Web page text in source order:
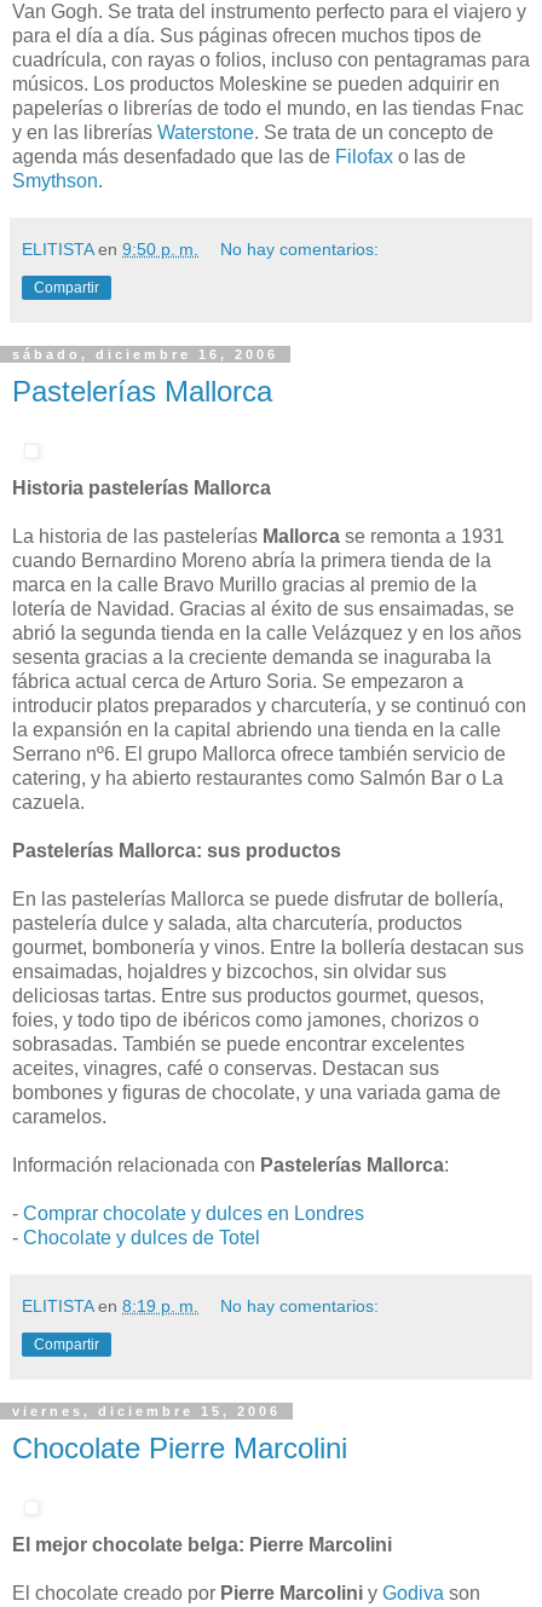
Van Gogh. Se trata del instrumento perfecto para el viajero y
para el día a día. Sus páginas ofrecen muchos tipos de
cuadrícula, con rayas o folios, incluso con pentagramas para
músicos. Los productos Moleskine se pueden adquirir en
papelerías o librerías de todo el mundo, en las tiendas Fnac
y en las librerías Waterstone. Se trata de un concepto de
agenda más desenfadado que las de Filofax o las de
Smythson.
ELITISTA en 9:50 p. m. No hay comentarios:
Compartir
sábado, diciembre 16, 2006
Pastelerías Mallorca
Historia pastelerías Mallorca
La historia de las pastelerías Mallorca se remonta a 1931
cuando Bernardino Moreno abría la primera tienda de la
marca en la calle Bravo Murillo gracias al premio de la
lotería de Navidad. Gracias al éxito de sus ensaimadas, se
abrió la segunda tienda en la calle Velázquez y en los años
sesenta gracias a la creciente demanda se inaguraba la
fábrica actual cerca de Arturo Soria. Se empezaron a
introducir platos preparados y charcutería, y se continuó con
la expansión en la capital abriendo una tienda en la calle
Serrano nº6. El grupo Mallorca ofrece también servicio de
catering, y ha abierto restaurantes como Salmón Bar o La
cazuela.
Pastelerías Mallorca: sus productos
En las pastelerías Mallorca se puede disfrutar de bollería,
pastelería dulce y salada, alta charcutería, productos
gourmet, bombonería y vinos. Entre la bollería destacan sus
ensaimadas, hojaldres y bizcochos, sin olvidar sus
deliciosas tartas. Entre sus productos gourmet, quesos,
foies, y todo tipo de ibéricos como jamones, chorizos o
sobrasadas. También se puede encontrar excelentes
aceites, vinagres, café o conservas. Destacan sus
bombones y figuras de chocolate, y una variada gama de
caramelos.
Información relacionada con Pastelerías Mallorca:
- Comprar chocolate y dulces en Londres
- Chocolate y dulces de Totel
ELITISTA en 8:19 p. m. No hay comentarios:
Compartir
viernes, diciembre 15, 2006
Chocolate Pierre Marcolini
El mejor chocolate belga: Pierre Marcolini
El chocolate creado por Pierre Marcolini y Godiva son